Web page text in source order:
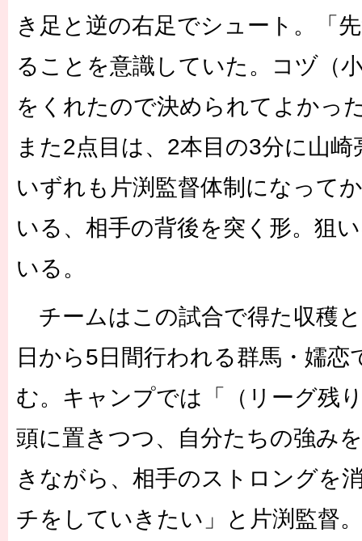
き足と逆の右足でシュート。「
ることを意識していた。コヅ（
をくれたので決められてよかっ
また2点目は、2本目の3分に山
いずれも片渕監督体制になって
いる、相手の背後を突く形。狙
いる。
チームはこの試合で得た収穫
日から5日間行われる群馬・嬬
む。キャンプでは「（リーグ残
頭に置きつつ、自分たちの強み
きながら、相手のストロングを
チをしていきたい」と片渕監督